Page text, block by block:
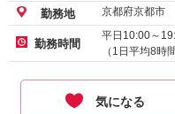
勤務地 京都府京都市
勤務時間
平日10:00～
（1日平均8時
気になる